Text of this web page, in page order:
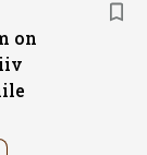
on